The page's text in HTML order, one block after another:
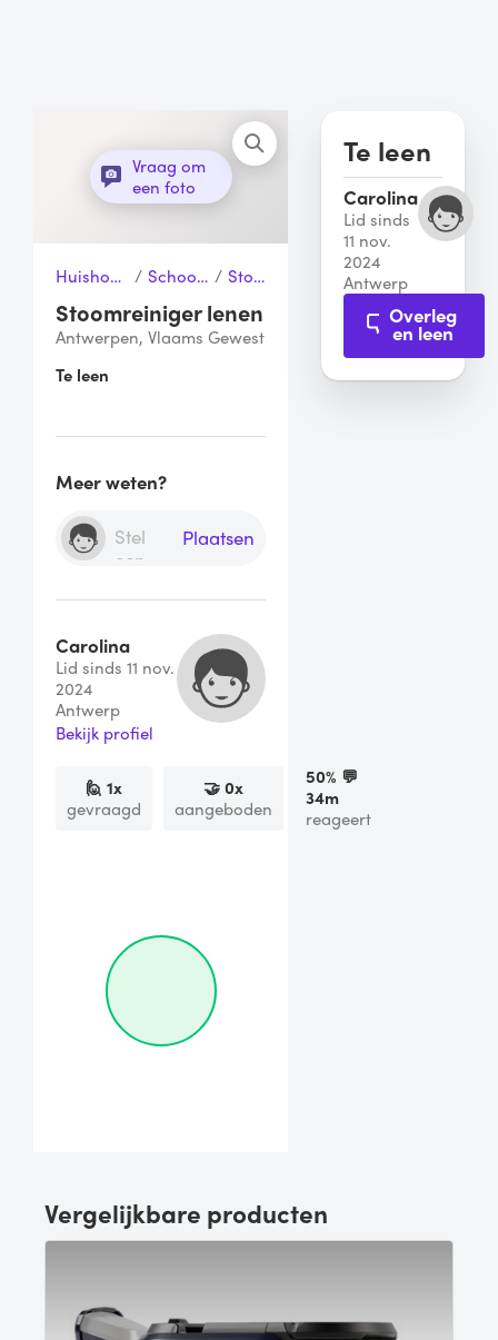
Vraag om
een foto
Huishouden & Schoonmaak / Schoonmaakapparaten / Stoomreiniger
Stoomreiniger lenen
Antwerpen, Vlaams Gewest
Te leen
Meer weten?
Plaatsen
Carolina
Lid sinds 11 nov.
2024
Antwerp
Bekijk profiel
🙋 1x
gevraagd
🤝0x
aangeboden
50% 💬
34m
reageert
Vergelijkbare producten
Te leen
Carolina
Lid sinds
11 nov.
2024
Antwerp
Overleg
en leen